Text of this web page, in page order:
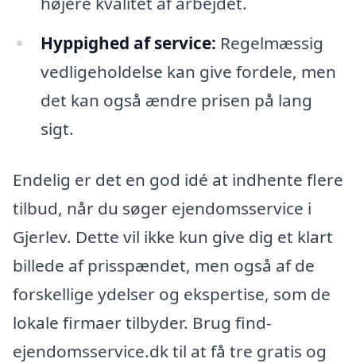
Hyppighed af service: Regelmæssig
vedligeholdelse kan give fordele, men
det kan også ændre prisen på lang
sigt.
Endelig er det en god idé at indhente flere
tilbud, når du søger ejendomsservice i
Gjerlev. Dette vil ikke kun give dig et klart
billede af prisspændet, men også af de
forskellige ydelser og ekspertise, som de
lokale firmaer tilbyder. Brug find-
ejendomsservice.dk til at få tre gratis og